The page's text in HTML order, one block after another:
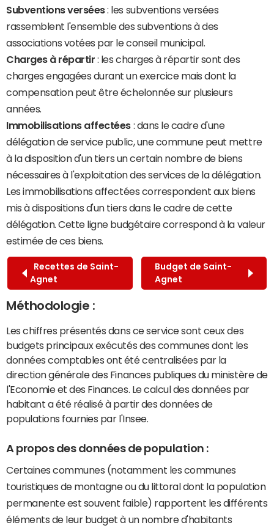
Subventions versées: les subventions versées
rassemblent l'ensemble des subventions à des
associations votées par le conseil municipal.
Charges à répartir : les charges à répartir sont des
charges engagées durant un exercice mais dont la
compensation peut être échelonnée sur plusieurs
années.
Immobilisations affectées : dans le cadre d'une
délégation de service public, une commune peut mettre
à la disposition d'un tiers un certain nombre de biens
nécessaires à l'exploitation des services de la délégation.
Les immobilisations affectées correspondent aux biens
mis à dispositions d'un tiers dans le cadre de cette
délégation. Cette ligne budgétaire correspond à la valeur
estimée de ces biens.
Recettes de Saint-
Agnet
Budget de Saint-
Agnet
Méthodologie :
Les chiffres présentés dans ce service sont ceux des
budgets principaux exécutés des communes dont les
données comptables ont été centralisées par la
direction générale des Finances publiques du ministère de
l'Economie et des Finances. Le calcul des données par
habitant a été réalisé à partir des données de
populations fournies par l'Insee.
A propos des données de population :
Certaines communes (notamment les communes
touristiques de montagne ou du littoral dont la population
permanente est souvent faible) rapportent les différents
éléments de leur budget à un nombre d'habitants